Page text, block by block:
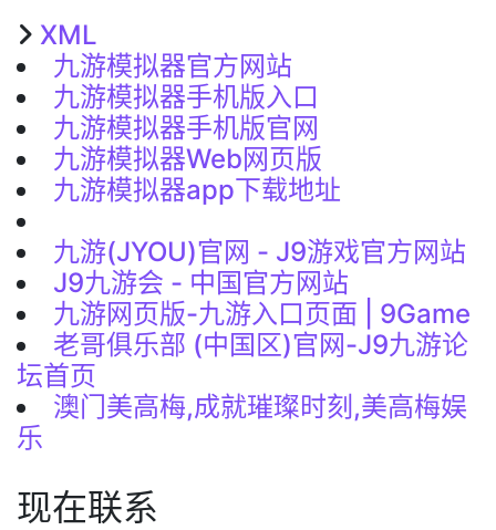
XML
九游模拟器官方网站
九游模拟器手机版入口
九游模拟器手机版官网
九游模拟器Web网页版
九游模拟器app下载地址
九游(JYOU)官网 - J9游戏官方网站
J9九游会 - 中国官方网站
九游网页版-九游入口页面 | 9Game
老哥俱乐部 (中国区)官网-J9九游论
坛首页
澳门美高梅,成就璀璨时刻,美高梅娱
乐
现在联系